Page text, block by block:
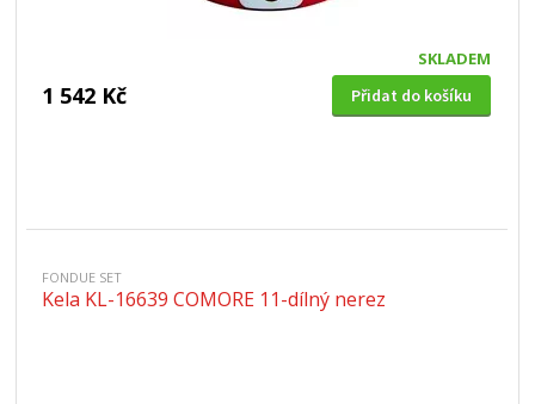
SKLADEM
1 542 Kč Přidat do košíku
FONDUE SET
Kela KL-16639 COMORE 11-dílný nerez